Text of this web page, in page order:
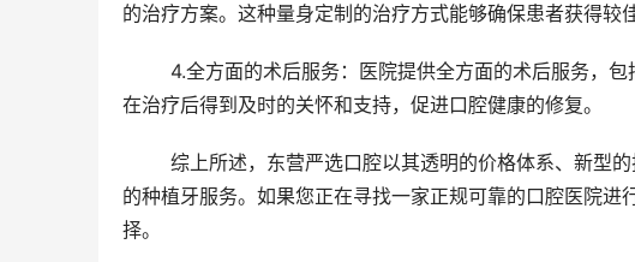
的治疗方案。这种量身定制的治疗方式能够确保患者获得较
在治疗后得到及时的关怀和支持，促进口腔健康的修复。
的种植牙服务。如果您正在寻找一家正规可靠的口腔医院
择。